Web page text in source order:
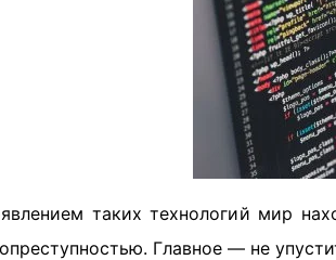
таких технологий мир
Главное — не